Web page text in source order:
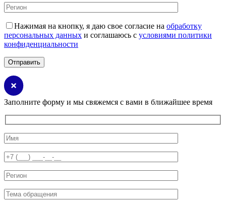
Нажимая на кнопку, я даю свое согласие на обработку
персональных данных и соглашаюсь с условиями политики
конфиденциальности
Заполните форму и мы свяжемся с вами в ближайшее время